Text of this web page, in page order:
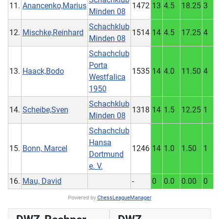
11. Anancenko,Marius
Minden 08
1472 13 4.5 18.25 3
12. Mischke,Reinhard
Schachklub
Minden 08
1514 14 4.5 17.25 4
13. Haack,Bodo
Schachclub
Porta
Westfalica
1950
1535 14 4.0 11.50 4
14. Scheibe,Sven
Schachklub
Minden 08
1318 14 1.5 12.25 1
15. Bonn, Marcel
Schachclub
Hansa
Dortmund
e. V.
1246 14 1.0 1.50 1
16. Mau, David - 0 0.0 0.00 0
Powered by ChessLeagueManager